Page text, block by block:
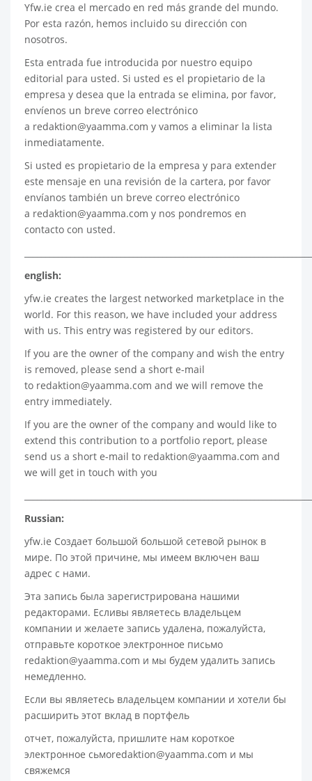
Yfw.ie crea el mercado en red más grande del mundo.
Por esta razón, hemos incluido su dirección con
nosotros.
Esta entrada fue introducida por nuestro equipo
editorial para usted. Si usted es el propietario de la
empresa y desea que la entrada se elimina, por favor,
envíenos un breve correo electrónico
a redaktion@yaamma.com y vamos a eliminar la lista
inmediatamente.
Si usted es propietario de la empresa y para extender
este mensaje en una revisión de la cartera, por favor
envíanos también un breve correo electrónico
a redaktion@yaamma.com y nos pondremos en
contacto con usted.
english:
yfw.ie creates the largest networked marketplace in the
world. For this reason, we have included your address
with us. This entry was registered by our editors.
If you are the owner of the company and wish the entry
is removed, please send a short e-mail
to redaktion@yaamma.com and we will remove the
entry immediately.
If you are the owner of the company and would like to
extend this contribution to a portfolio report, please
send us a short e-mail to redaktion@yaamma.com and
we will get in touch with you
Russian:
yfw.ie Создает большой большой сетевой рынок в
мире. По этой причине, мы имеем включен ваш
адрес с нами.
Эта запись была зарегистрирована нашими
редакторами. Есливы являетесь владельцем
компании и желаете запись удалена, пожалуйста,
отправьте короткое электронное письмо
redaktion@yaamma.com и мы будем удалить запись
немедленно.
Если вы являетесь владельцем компании и хотели бы
расширить этот вклад в портфель
отчет, пожалуйста, пришлите нам короткое
электронное сьмоredaktion@yaamma.com и мы
свяжемся